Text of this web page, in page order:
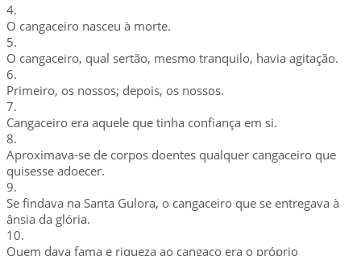
4.
O cangaceiro nasceu à morte.
5.
O cangaceiro, qual sertão, mesmo tranquilo, havia agitação.
6.
Primeiro, os nossos; depois, os nossos.
7.
Cangaceiro era aquele que tinha confiança em si.
8.
Aproximava-se de corpos doentes qualquer cangaceiro que
quisesse adoecer.
9.
Se findava na Santa Gulora, o cangaceiro que se entregava à
ânsia da glória.
10.
Quem dava fama e riqueza ao cangaço era o próprio